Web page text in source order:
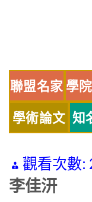
聯盟名家 學
學術論文 知
觀看次數:
李佳汧